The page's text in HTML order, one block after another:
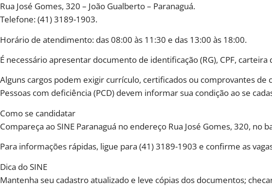
Rua José Gomes, 320 – João Gualberto – Paranaguá.
Telefone: (41) 3189-1903.
Horário de atendimento: das 08:00 às 11:30 e das 13:00 às 18:00.
É necessário apresentar documento de identificação (RG), CPF,
Alguns cargos podem exigir currículo, certificados ou comprovantes de
Pessoas com deficiência (PCD) devem informar sua condição ao se
Como se candidatar
Compareça ao SINE Paranaguá no endereço Rua José Gomes, 320,
Para informações rápidas, ligue para (41) 3189-1903 e confirme as
Dica do SINE
Mantenha seu cadastro atualizado e leve cópias dos documentos;